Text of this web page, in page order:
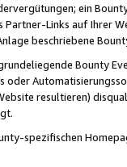
ein
Partner-Links auf
beschriebene
Bounty
resultieren)
spezifischen